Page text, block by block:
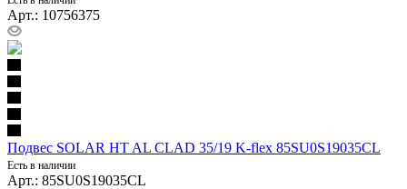
Арт.: 10756375
Подвес SOLAR HT AL CLAD 35/19 K-flex 85SU0S19035CL
Есть в наличии
Арт.: 85SU0S19035CL